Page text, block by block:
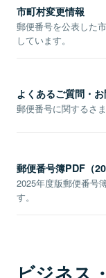
市町村変更情報
郵便番号を公表した
しています。
よくあるご質問・
郵便番号に関するさ
郵便番号簿PDF（
2025年度版郵便番号
す。
ビジネス